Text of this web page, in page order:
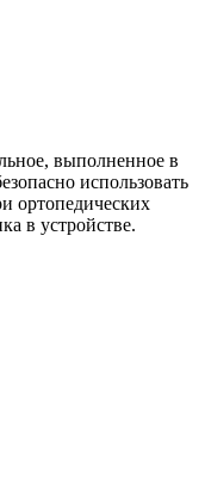
выполненное в
использовать
ортопедических
в устройстве.